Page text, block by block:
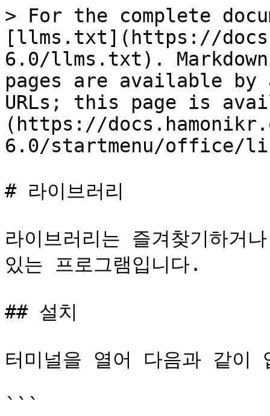
> For the complete
[llms.txt](https://
6.0/llms.txt).
pages are available by
URLs; this page is
(https://
6.0/startmenu/office/
# 라이브러리
라이브러리는 즐겨찾기하거
있는 프로그램입니다.
## 설치
터미널을 열어 다음과 같이
```